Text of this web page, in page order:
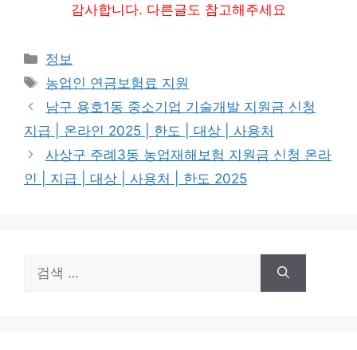
감사합니다. 다른글도 참고해주세요
카
테
고
리
정보
태
그
농업인 연금보험료 지원
남구 용호1동 중소기업 기술개발 지원금 신청
지급 | 온라인 2025 | 한도 | 대상 | 사용처
사상구 주례3동 농업재해보험 지원금 신청 온라
인 | 지급 | 대상 | 사용처 | 한도 2025
색: